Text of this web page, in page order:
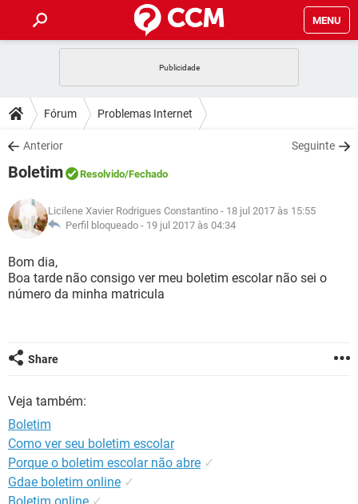
MENU
CELULAR FACEBOOK
OUTLOOK
INSTAGRAM
GUIA DE COMPRAS
DICAS
JOGOS WHATSAPP
INSTAGRAM GMAIL
DOWNLOADS
JOGOS
CELULAR
OUTLOOK EXCEL
INSTAGRAM
GUIA DE COMPRAS
JOGOS WHATSAPP
OUTLOOK
INSTAGRAM
GLOSSÁRIO
JOGOS
CELULAR FACEBOOK
GUIA DE COMPRAS
Fórum Problemas Internet
Anterior Seguinte
Boletim Resolvido/Fechado
Licilene Xavier Rodrigues Constantino - 18 jul 2017 às 15:55
Perfil bloqueado - 19 jul 2017 às 04:34
Bom dia,
Boa tarde não consigo ver meu boletim escolar não sei o
número da minha matricula
Share
Veja também:
Boletim
Como ver seu boletim escolar
Porque o boletim escolar não abre ✓
Gdae boletim online ✓